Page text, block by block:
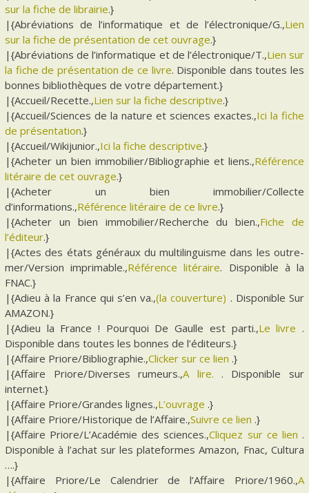
sur la fiche de librairie.}
|{Abréviations de l’informatique et de l’électronique/G.,Lien
sur la fiche de présentation de cet ouvrage.}
|{Abréviations de l’informatique et de l’électronique/T.,Lien sur
la fiche de présentation de ce livre. Disponible dans toutes les
bonnes bibliothèques de votre département.}
|{Accueil/Recette.,Lien sur la fiche descriptive.}
|{Accueil/Sciences de la nature et sciences exactes.,Ici la fiche
de présentation.}
|{Accueil/Wikijunior.,Ici la fiche descriptive.}
|{Acheter un bien immobilier/Bibliographie et liens.,Référence
litéraire de cet ouvrage.}
|{Acheter un bien immobilier/Collecte
d’informations.,Référence litéraire de ce livre.}
|{Acheter un bien immobilier/Recherche du bien.,Fiche de
l’éditeur.}
|{Actes des états généraux du multilinguisme dans les outre-
mer/Version imprimable.,Référence litéraire. Disponible à la
FNAC.}
|{Adieu à la France qui s’en va.,(la couverture) . Disponible Sur
AMAZON.}
|{Adieu la France ! Pourquoi De Gaulle est parti.,Le livre .
Disponible dans toutes les bonnes de l’éditeurs.}
|{Affaire Priore/Bibliographie.,Clicker sur ce lien .}
|{Affaire Priore/Diverses rumeurs.,A lire. . Disponible sur
internet.}
|{Affaire Priore/Grandes lignes.,L’ouvrage .}
|{Affaire Priore/Historique de l’Affaire.,Suivre ce lien .}
|{Affaire Priore/L’Académie des sciences.,Cliquez sur ce lien .
Disponible à l’achat sur les plateformes Amazon, Fnac, Cultura
….}
|{Affaire Priore/Le Calendrier de l’Affaire Priore/1960.,A